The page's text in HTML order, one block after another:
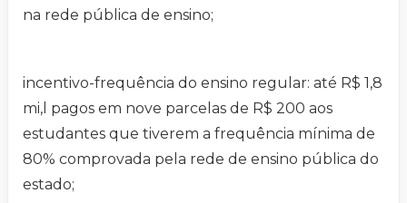
na rede pública de ensino;
incentivo-frequência do ensino regular: até R$ 1,8
mi,l pagos em nove parcelas de R$ 200 aos
estudantes que tiverem a frequência mínima de
80% comprovada pela rede de ensino pública do
estado;